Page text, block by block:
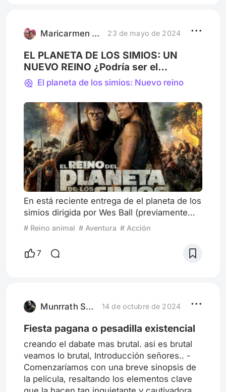
artículo, buscaremos dar respuesta a
Maricarmen Herrejón 23 de mayo de 2024
EL PLANETA DE LOS SIMIOS: UN
NUEVO REINO ¿Podría ser el
comienzo de una nueva historia?
El planeta de los simios: Nuevo reino
En está reciente entrega de el planeta de los
simios dirigida por Wes Ball (previamente
había dirigido la trilogía de Maze Runner)
años después del fallecimiento de el líder
Caesar * , el esparcimiento del virus que
los Simios: La guerra y
# Reino animal # Aventura # Acción
7
Munrrath Software 14 de octubre de 2024
Fiesta pagana o pesadilla existencial
creando el dabate mas brutal. asi es brutal
veamos lo brutal, Introducción señores.. -
Comenzaríamos con una breve sinopsis de
la película, resaltando los elementos clave